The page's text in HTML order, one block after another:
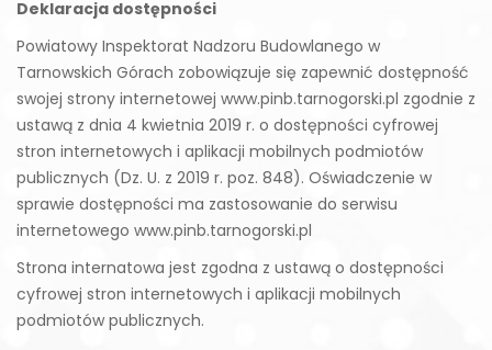
Deklaracja dostępności
Powiatowy Inspektorat Nadzoru Budowlanego w
Tarnowskich Górach zobowiązuje się zapewnić dostępność
swojej strony internetowej www.pinb.tarnogorski.pl zgodnie z
ustawą z dnia 4 kwietnia 2019 r. o dostępności cyfrowej
stron internetowych i aplikacji mobilnych podmiotów
publicznych (Dz. U. z 2019 r. poz. 848). Oświadczenie w
sprawie dostępności ma zastosowanie do serwisu
internetowego www.pinb.tarnogorski.pl
Strona internatowa jest zgodna z ustawą o dostępności
cyfrowej stron internetowych i aplikacji mobilnych
podmiotów publicznych.